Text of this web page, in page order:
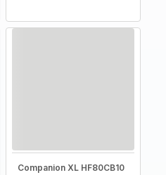
Companion XL HF80CB10